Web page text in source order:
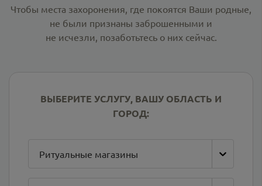
Чтобы места захоронения, где покоятся Ваши родные,
не были признаны заброшенными и
не исчезли, позаботьтесь о них сейчас.
ВЫБЕРИТЕ УСЛУГУ, ВАШУ ОБЛАСТЬ И
ГОРОД:
Ритуальные магазины